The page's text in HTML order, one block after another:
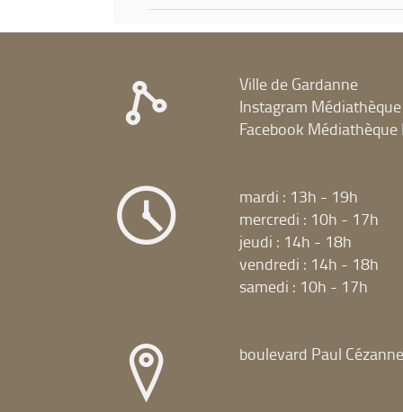
Ville de Gardanne
Instagram
Facebook
mardi : 13h - 19h
mercredi : 10h - 17h
jeudi : 14h - 18h
vendredi : 14h - 18h
samedi : 10h - 17h
boulevard Paul